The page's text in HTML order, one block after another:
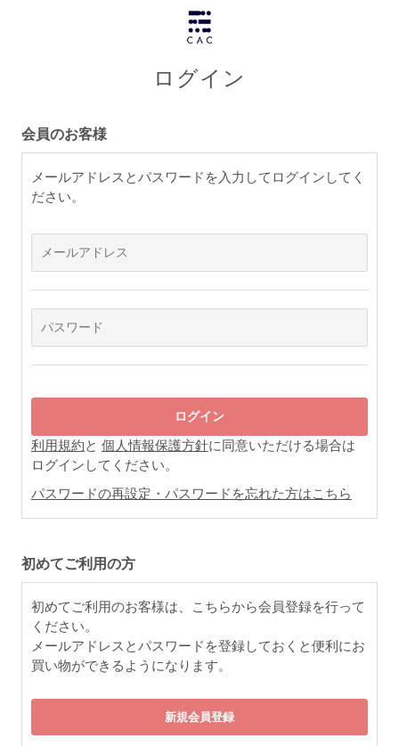
ログイン
会員のお客様
メールアドレスとパスワードを入力してログインしてく
ださい。
利用規約と 個人情報保護方針に同意いただける場合は
ログインしてください。
パスワードの再設定・パスワードを忘れた方はこちら
初めてご利用の方
初めてご利用のお客様は、こちらから会員登録を行って
ください。
メールアドレスとパスワードを登録しておくと便利にお
買い物ができるようになります。